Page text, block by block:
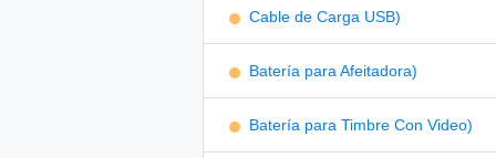
Cable de Carga USB)
Batería para Afeitadora)
Batería para Timbre Con Video)